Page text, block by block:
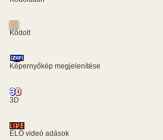
Kódolt
Képernyőkép megjelenítése
3D
ÉLŐ videó adások